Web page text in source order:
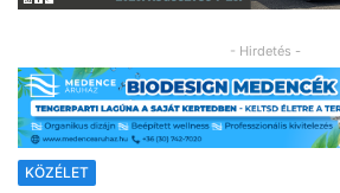
- Hirdetés -
KÖZÉLET